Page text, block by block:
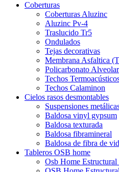
Coberturas
Coberturas Aluzinc
Aluzinc Pv-4
Traslucido Tr5
Ondulados
Tejas decorativas
Membrana Asfaltica
Policarbonato Alveolar
Techos
Techos Calaminon
Cielos rasos desmontables
Suspensiones
Baldosa vinyl gypsum
Baldosa texturada
Baldosa fibramineral
Baldosa de fibra de
Tableros OSB home
Osb Home Estructural